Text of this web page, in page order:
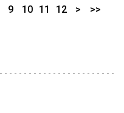
9 10 11 12 > >>